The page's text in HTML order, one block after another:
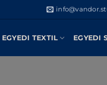
EGYEDI TEXTIL EGYEDI